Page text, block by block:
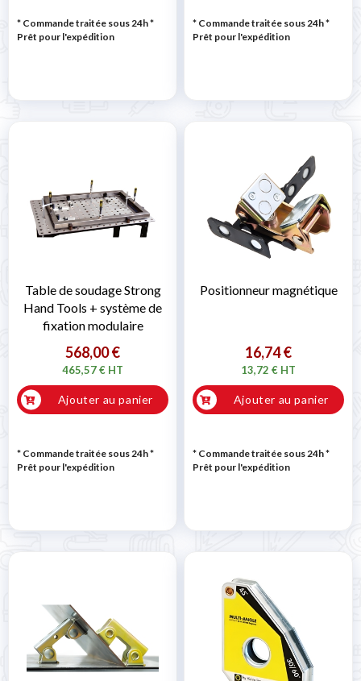
* Commande traitée sous 24h*
Prêt pour l'expédition
* Commande traitée sous 24h*
Prêt pour l'expédition
Table de soudage Strong
Hand Tools + système de
fixation modulaire
568,00 €
465,57 € HT
Ajouter au panier
* Commande traitée sous 24h*
Prêt pour l'expédition
Positionneur magnétique
16,74 €
13,72 € HT
Ajouter au panier
* Commande traitée sous 24h*
Prêt pour l'expédition